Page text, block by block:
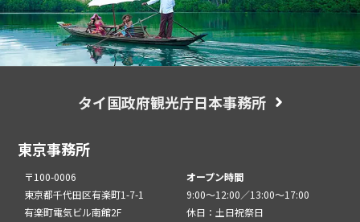
タイ国政府観光庁日本事務所
東京事務所
〒100-0006
東京都千代田区有楽町1-7-1
有楽町電気ビル南館2F
オープン時間
9:00～12:00／13:00～17:00
休日：土日祝祭日